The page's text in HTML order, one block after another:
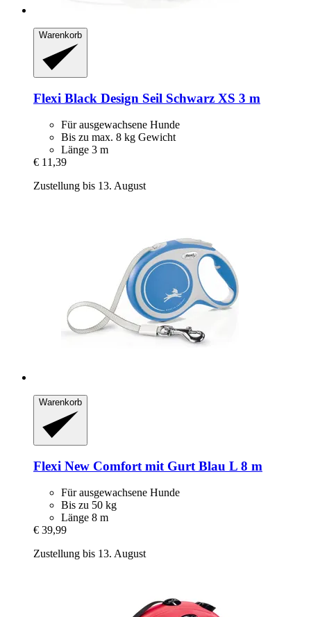
Warenkorb
Flexi Black Design Seil Schwarz XS 3 m
Für ausgewachsene Hunde
Bis zu max. 8 kg Gewicht
Länge 3 m
€ 11,39
Zustellung bis 13. August
Warenkorb
Flexi New Comfort mit Gurt Blau L 8 m
Für ausgewachsene Hunde
Bis zu 50 kg
Länge 8 m
€ 39,99
Zustellung bis 13. August